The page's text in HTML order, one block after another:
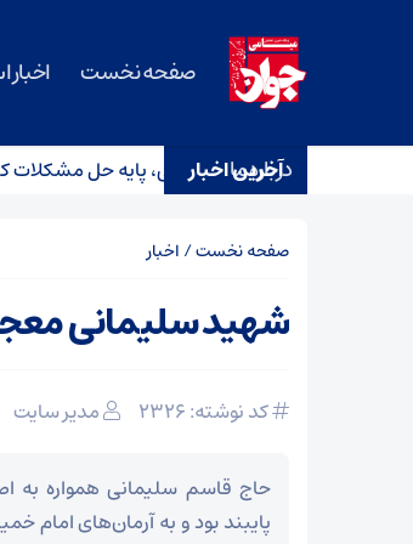
صفحه نخست
درباره ما
آخرین اخبار
و مشارکت مردمی، پایه حل مشکلات کشور
صفحه نخست/ اخبار
شهید سلیمانی
کد نوشته: 2326 مدیر سایت
حاج قاسم سلیمانی همواره به
پایبند بود و به آرمان‌های امام